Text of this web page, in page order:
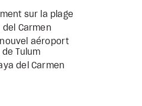
sur la plage
del Carmen
aéroport
Tulum
del Carmen